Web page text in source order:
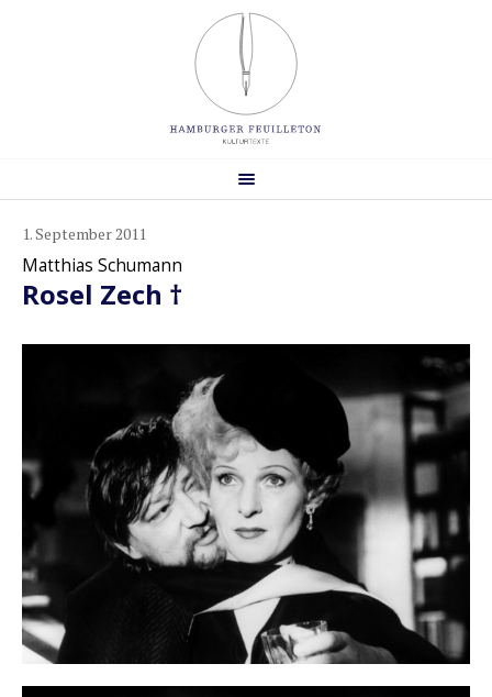
1. September 2011
Matthias Schumann
Rosel Zech †